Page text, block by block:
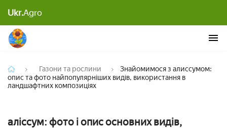
Ukr.Agroнайпопулярніших видів, використання в
Газони та рослини
Знайомимося з алиссумом:
опис та фото найпопулярніших видів, використання в
ландшафтних композиціях
аліссум: фото і опис основних видів,